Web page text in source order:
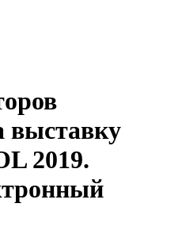
выставку
2019.